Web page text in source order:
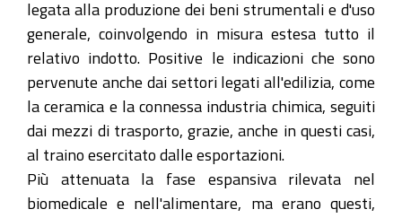
legata alla produzione dei beni strumentali e d'uso
generale, coinvolgendo in misura estesa tutto il
relativo indotto. Positive le indicazioni che sono
pervenute anche dai settori legati all'edilizia, come
la ceramica e la connessa industria chimica, seguiti
dai mezzi di trasporto, grazie, anche in questi casi,
al traino esercitato dalle esportazioni.
Più attenuata la fase espansiva rilevata nel
biomedicale e nell'alimentare, ma erano questi,